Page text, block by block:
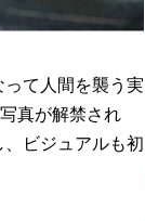
て人間を襲う実
真が解禁され
ビジュアルも初